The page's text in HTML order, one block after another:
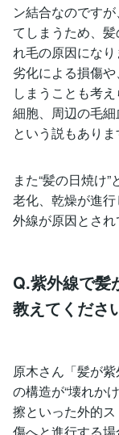
ン結合なのです
てしまうため、
れ毛の原因になり
劣化による損傷
しまうことも考
細胞、周辺の毛
という説もありま
また“髪の日焼け
老化、乾燥が進
外線が原因とされ
Q.紫外線で髪
教えてくださ
原木さん「髪が
の構造が“壊れか
擦といった外的
傷へと進行する場